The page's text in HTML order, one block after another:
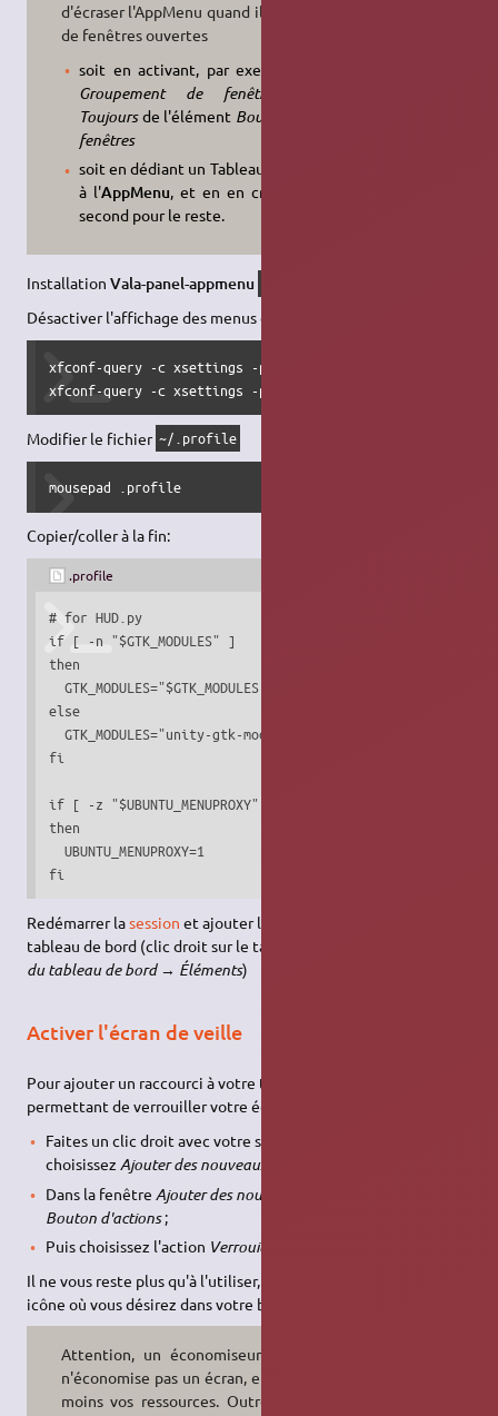
d'écraser l'AppMenu quand il y a trop
de fenêtres ouvertes
soit en activant, par exemple, le
Groupement de fenêtres
Toujoursde l'élément Boutons des
fenêtres
soit en dédiant un Tableau de bord
à l'AppMenu, et en en créant un
second pour le reste.
InstallationVala-panel-appmenu
Désactiver l'affichage des menus classiques :
xfconf-query -c xsettings -p /Gtk/ShellShowsMenubar -n
xfconf-query -c xsettings -p /Gtk/ShellShowsAppmenu -n
Modifier le fichier ~/.profile
mousepad .profile
Copier/coller à la fin:
.profile
# for HUD.py
if [ -n "$GTK_MODULES" ]
then
  GTK_MODULES="$GTK_MODULES:unity-gtk-module"
else
  GTK_MODULES="unity-gtk-module"
fi
if [ -z "$UBUNTU_MENUPROXY" ]
then
  UBUNTU_MENUPROXY=1
fi
Redémarrer lasession et ajouter l'applet
tableau de bord (clic droit sur le tableau de bord →
du tableau de bord→ Éléments)
Activer l'écran de veille
Pour ajouter un raccourci à votre tableau de bord, vous
permettant de verrouiller votre écran:
Faites un clic droit avec votre souris sur la barre de menu, et
choisissez Ajouter des nouveaux éléments
Dans la fenêtre Ajouter des nouveaux éléments
Bouton d'actions;
Puis choisissez l'action Verrouiller l'écran
Il ne vous reste plus qu'à l'utiliser, voire à déplacer la nouvelle
icône où vous désirez dans votre barre de menu.
Attention, un économiseur d'écran
n'économise pas un écran, et encore
moins vos ressources. Outre le fait